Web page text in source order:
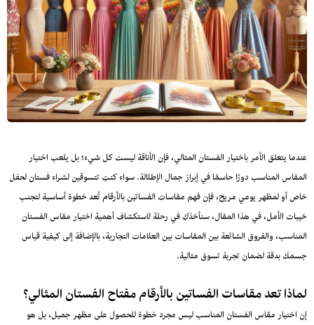
عندما يتعلق الأمر باختيار الفستان المثالي، فإن الأناقة ليست كل شيء؛ بل يلعب اختيار
المقاس المناسب دورًا حاسمًا في إبراز جمال الإطلالة. سواء كنتِ تتسوقين لشراء فستان لحفل
خاص أو لمظهر يومي مريح، فإن فهم مقاسات الفساتين بالأرقام تُعد خطوة أساسية لتجنب
خيبات الأمل، في هذا المقال، سنأخذكِ في رحلة لاستكشاف أهمية اختيار مقاس الفستان
المناسب، والفروق الشائعة بين المقاسات بين العلامات التجارية، بالإضافة إلى كيفية قياس
جسمك بدقة لضمان تجربة تسوق مثالية.
لماذا تعد مقاسات الفساتين بالأرقام مفتاح الفستان المثالي؟
إن اختيار مقاس الفستان المناسب ليس مجرد خطوة للحصول على مظهر جميل، بل هو